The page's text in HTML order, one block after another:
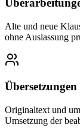
Alte und neue
ohne Auslassung
Originaltext und
Umsetzung der